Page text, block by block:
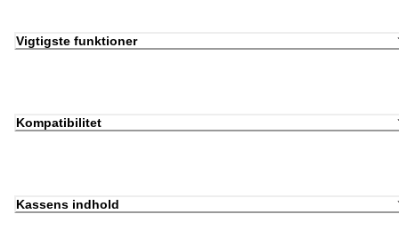
Vigtigste funktioner
Kompatibilitet
Kassens indhold